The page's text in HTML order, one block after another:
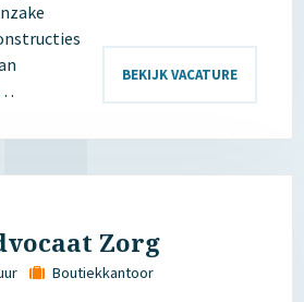
BEKIJK VACATURE
Zorg
Boutiekkantoor